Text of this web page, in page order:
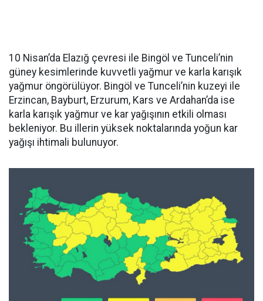
10 Nisan’da Elazığ çevresi ile Bingöl ve Tunceli’nin
güney kesimlerinde kuvvetli yağmur ve karla karışık
yağmur öngörülüyor. Bingöl ve Tunceli’nin kuzeyi ile
Erzincan, Bayburt, Erzurum, Kars ve Ardahan’da ise
karla karışık yağmur ve kar yağışının etkili olması
bekleniyor. Bu illerin yüksek noktalarında yoğun kar
yağışı ihtimali bulunuyor.